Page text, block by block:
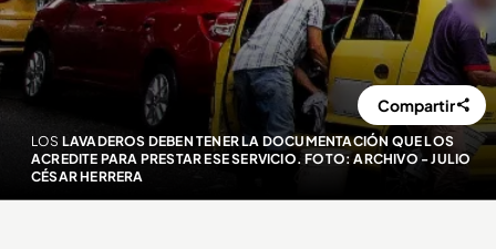
LOS LAVADEROS DEBEN TENER LA DOCUMENTACIÓN QUE LOS
ACREDITE PARA PRESTAR ESE SERVICIO. FOTO: ARCHIVO - JULIO
CÉSAR HERRERA
Compartir